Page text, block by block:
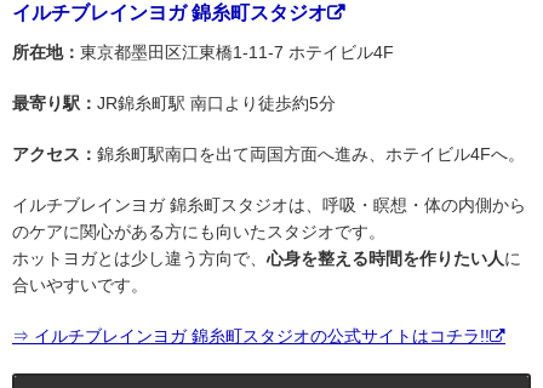
イルチブレインヨガ 錦糸町スタジオ
所在地： 東京都墨田区江東橋1-11-7 ホテイビル4F
最寄り駅： JR錦糸町駅 南口より徒歩約5分
アクセス： 錦糸町駅南口を出て両国方面へ進み、ホテイビル4Fへ。
イルチブレインヨガ 錦糸町スタジオは、呼吸・瞑想・体の内側から
のケアに関心がある方にも向いたスタジオです。
ホットヨガとは少し違う方向で、 心身を整える時間を作りたい人に
合いやすいです。
⇒ イルチブレインヨガ 錦糸町スタジオの公式サイトはコチラ!!